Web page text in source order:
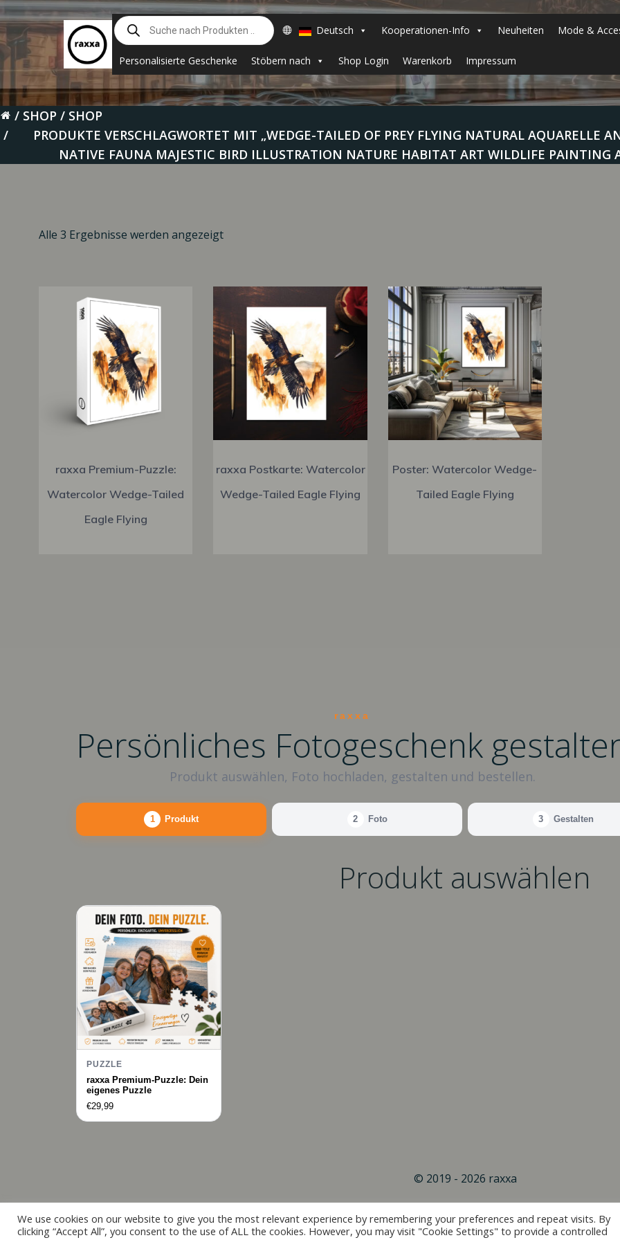
Zum
Inhalt
springen
Suche
nach
Produkten
Deutsch Kooperationen-Info Neuheiten Mode &
Personalisierte Geschenke Stöbern nach Shop Login Warenkorb Impressum
SHOP
SHOP
PRODUKTE VERSCHLAGWORTET MIT „WEDGE-TAILED OF PREY FLYING NATURAL AQUARELLE
NATIVE FAUNA MAJESTIC BIRD ILLUSTRATION NATURE HABITAT ART WILDLIFE PAINTING
Alle 3 Ergebnisse werden angezeigt
raxxa Premium-Puzzle:
Watercolor Wedge-Tailed
Eagle Flying
raxxa Postkarte: Watercolor
Wedge-Tailed Eagle Flying
Poster: Watercolor Wedge-
Tailed Eagle Flying
raxxa
Persönliches Fotogeschenk
Produkt auswählen, Foto hochladen, gestalten und bestellen.
1 Produkt 2 Foto 3 Gestalten
Produkt auswählen
PUZZLE
raxxa Premium-Puzzle: Dein
eigenes Puzzle
€29,99
© 2019 - 2026 raxxa
We use cookies on our website to give you the most relevant experience by remembering your preferences and repeat visits. By
clicking “Accept All”, you consent to the use of ALL the cookies. However, you may visit "Cookie Settings" to provide a controlled